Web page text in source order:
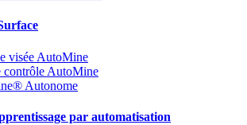
visée AutoMine
contrôle AutoMine
Autonome
par automatisation